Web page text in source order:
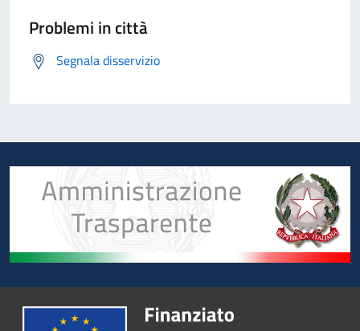
Problemi in città
Segnala disservizio